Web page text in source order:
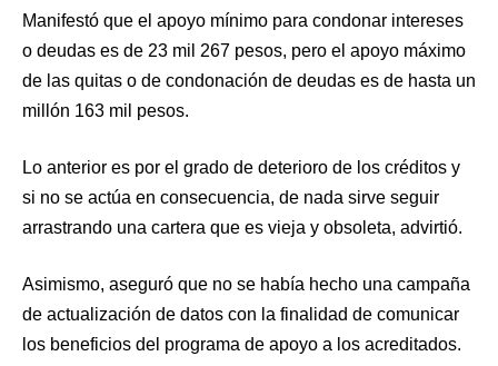
Manifestó que el apoyo mínimo para condonar intereses
o deudas es de 23 mil 267 pesos, pero el apoyo máximo
de las quitas o de condonación de deudas es de hasta un
millón 163 mil pesos.
Lo anterior es por el grado de deterioro de los créditos y
si no se actúa en consecuencia, de nada sirve seguir
arrastrando una cartera que es vieja y obsoleta, advirtió.
Asimismo, aseguró que no se había hecho una campaña
de actualización de datos con la finalidad de comunicar
los beneficios del programa de apoyo a los acreditados.